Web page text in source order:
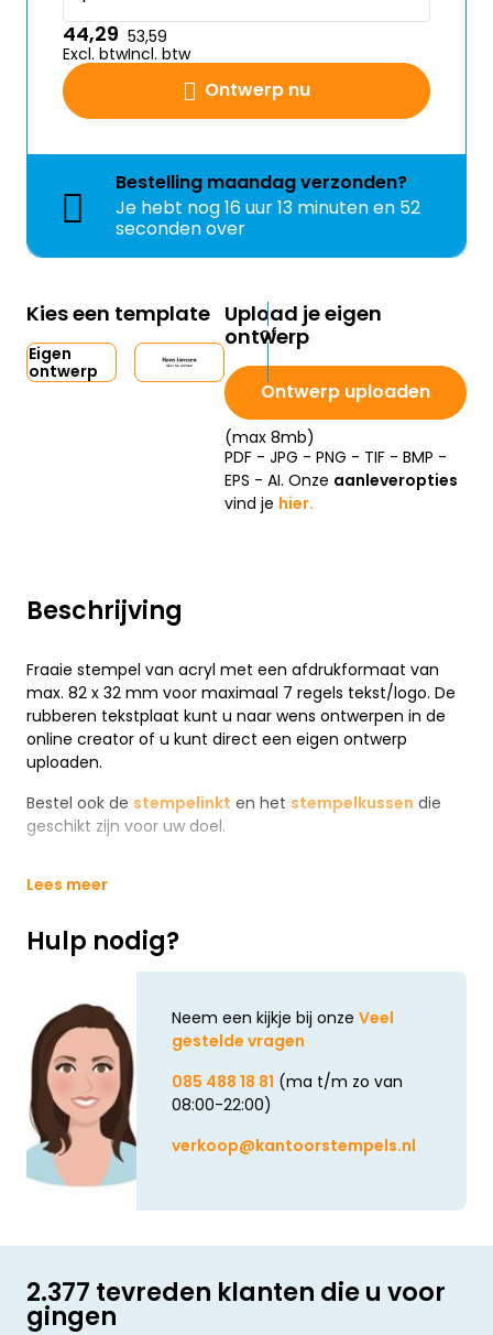
Beschrijving
Fraaie stempel van acryl met een afdrukformaat van
max. 82 x 32 mm voor maximaal 7 regels tekst/logo. De
rubberen tekstplaat kunt u naar wens ontwerpen in de
online creator of u kunt direct een eigen ontwerp
uploaden.
Bestel ook de stempelinkt en het stempelkussen die
geschikt zijn voor uw doel.
Lees meer
Hulp nodig?
Neem een kijkje bij onze Veel
gestelde vragen
085 488 18 81 (ma t/m zo van
08:00-22:00)
verkoop@kantoorstempels.nl
Ontwerp nu
44,29
Excl. btw
53,59
Incl. btw
Bestelling maandagverzonden?
Je hebt nog16 uur 13 minuten en 51
seconden over
Kies een template
Eigen
ontwerp
Upload je eigen
ontwerp
Ontwerp uploaden
(max 8mb)
PDF - JPG - PNG - TIF - BMP -
EPS - AI. Onze aanleveropties
vind je hier.
2.377 tevreden klanten die u voor
gingen